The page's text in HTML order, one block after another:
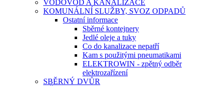
VODOVOD A KANALIZACE
KOMUNÁLNÍ SLUŽBY, SVOZ ODPADŮ
Ostatní informace
Sběrné kontejnery
Jedlé oleje a tuky
Co do kanalizace nepatří
Kam s použitými pneumatikami
ELEKTROWIN - zpětný odběr
elektrozařízení
SBĚRNÝ DVŮR